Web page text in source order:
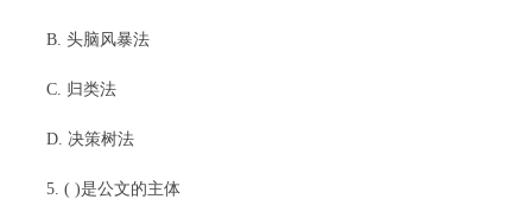
B. 头脑风暴法
C. 归类法
D. 决策树法
5. ( )是公文的主体